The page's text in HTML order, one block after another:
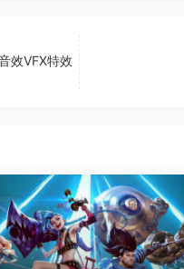
效VFX特效